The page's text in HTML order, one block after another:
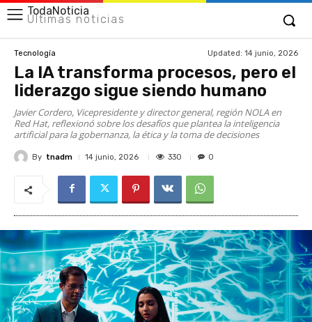
TodaNoticia
Últimas noticias
Tecnología Updated: 14 junio, 2026
La IA transforma procesos, pero el
liderazgo sigue siendo humano
Javier Cordero, Vicepresidente y director general, región NOLA en
Red Hat, reflexionó sobre los desafíos que plantea la inteligencia
artificial para la gobernanza, la ética y la toma de decisiones
By tnadm 14 junio, 2026 330 0